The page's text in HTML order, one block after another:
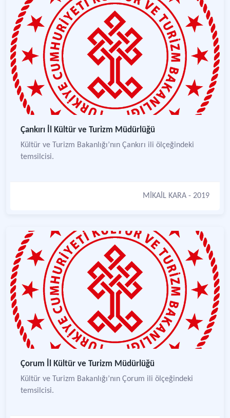
Çankırı İl Kültür ve Turizm Müdürlüğü
Kültür ve Turizm Bakanlığı’nın Çankırı ili ölçeğindeki
temsilcisi.
MİKAİL KARA - 2019
Çorum İl Kültür ve Turizm Müdürlüğü
Kültür ve Turizm Bakanlığı’nın Çorum ili ölçeğindeki
temsilcisi.